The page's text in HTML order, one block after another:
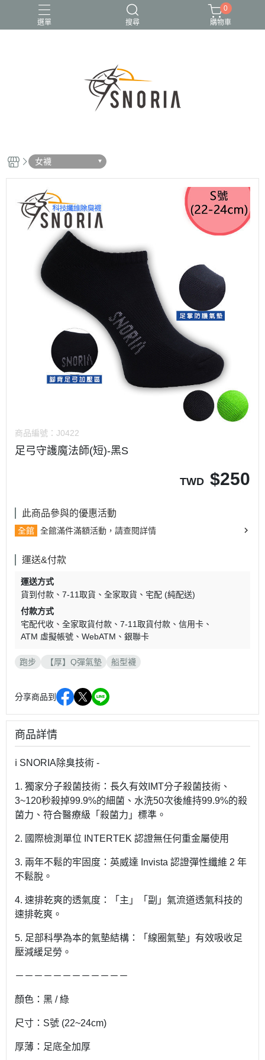
選單 搜尋
【LR】左右腳
五指襪
0
購物車
女襪
商品編號： J0422
足弓守護魔法師(短)-黑S
TWD $250
此商品參與的優惠活動
全館 全館滿件滿額活動，請查閱詳情
運送&付款
運送方式
貨到付款
7-11取貨 全家取貨
宅配 (純配送)
付款方式
宅配代收
全家取貨付款 7-11取貨付款
信用卡
ATM 虛擬帳號
WebATM 銀聯卡
跑步 【厚】Q彈氣墊 船型襪
分享商品到
商品詳情
ℹ️ SNORIA除臭技術 -
1. 獨家分子殺菌技術：長久有效IMT分子殺菌技術、
3~120秒殺掉99.9%的細菌、水洗50次後維持99.9%的殺
菌力、符合醫療級「殺菌力」標準。
2. 國際檢測單位 INTERTEK 認證無任何重金屬使用
3. 兩年不鬆的牢固度：英威達 Invista 認證彈性纖維 2 年
不鬆脫。
4. 速排乾爽的透氣度：「主」「副」氣流道透氣科技的
速排乾爽。
5. 足部科學為本的氣墊結構：「線圈氣墊」有效吸收足
壓減緩足勞。
－－－－－－－－－－－－
顏色：黑 / 綠
尺寸：S號 (22~24cm)
厚薄：足底全加厚